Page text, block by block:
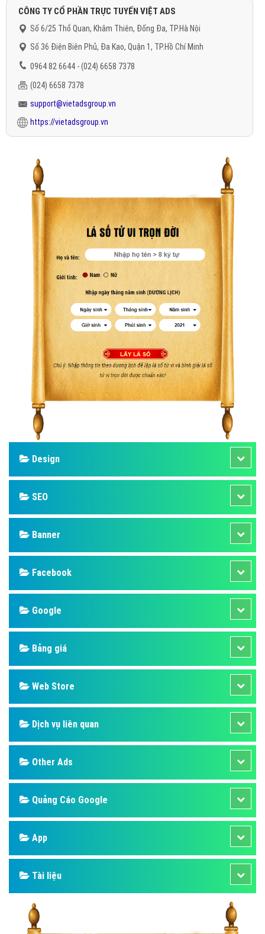
CÔNG TY CỔ PHẦN TRỰC TUYẾN VIỆT ADS
Số 6/25 Thổ Quan, Khâm Thiên, Đống Đa, TP.Hà Nội
Số 36 Điện Biên Phủ, Đa Kao, Quận 1, TP.Hồ Chí Minh
0964 82 6644 - (024) 6658 7378
(024) 6658 7378
support@vietadsgroup.vn
https://vietadsgroup.vn
Design
SEO
Banner
Facebook
Google
Bảng giá
Web Store
Dịch vụ liên quan
Other Ads
Quảng Cáo Google
App
Tài liệu